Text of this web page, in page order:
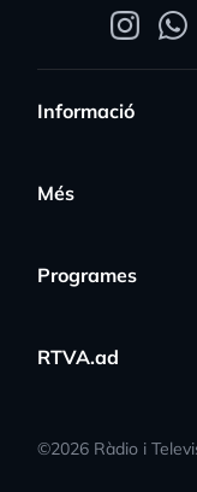
Informació
Més
Programes
RTVA.ad
©2026 Ràdio i